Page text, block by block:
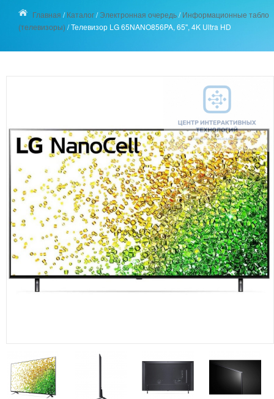
Главная /Каталог/Электронная очередь/Информационные табло
(телевизоры) /Телевизор LG 65NANO856PA, 65'', 4K Ultra HD